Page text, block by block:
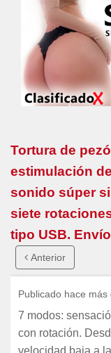
Tortura de
estimulación
sonido súper
siete
tipo USB.
Anterior
Publicado hace más
7 modos:
con rotación.
velocidad baja a